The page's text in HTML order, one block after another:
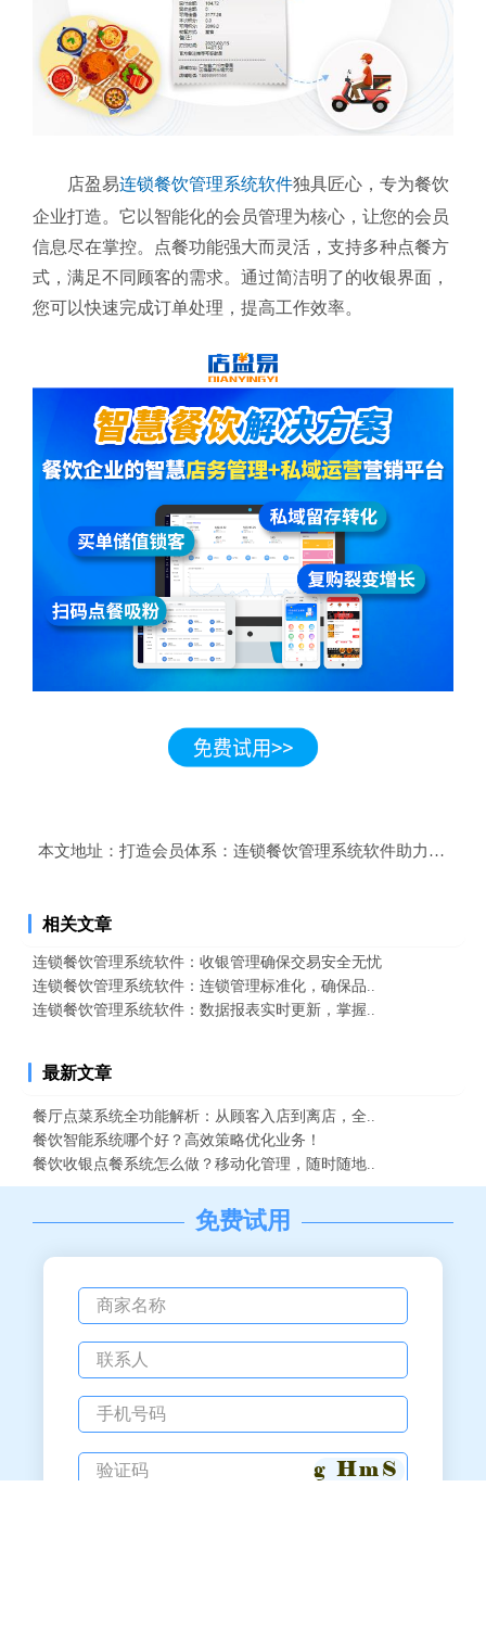
店盈易连锁餐饮管理系统软件独具匠心，专为餐饮
企业打造。它以智能化的会员管理为核心，让您的会员
信息尽在掌控。点餐功能强大而灵活，支持多种点餐方
式，满足不同顾客的需求。通过简洁明了的收银界面，
您可以快速完成订单处理，提高工作效率。
本文地址： 打造会员体系：连锁餐饮管理系统软件助力品牌营
相关文章
连锁餐饮管理系统软件：收银管理确保交易安全无忧
连锁餐饮管理系统软件：连锁管理标准化，确保品..
连锁餐饮管理系统软件：数据报表实时更新，掌握..
最新文章
餐厅点菜系统全功能解析：从顾客入店到离店，全..
餐饮智能系统哪个好？高效策略优化业务！
餐饮收银点餐系统怎么做？移动化管理，随时随地..
免费试用